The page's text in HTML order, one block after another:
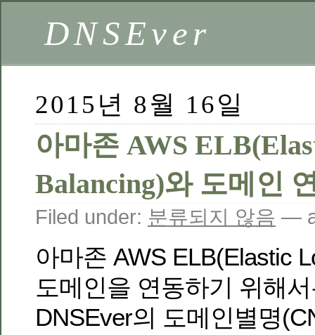
DNSEver
2015년 8월 16일
아마존 AWS
Balancing)와 도메인
Filed under: 분류되지 않음 —
아마존 AWS ELB(Elastic
도메인을 연동하기 위해
DNSEver의 도메인별명